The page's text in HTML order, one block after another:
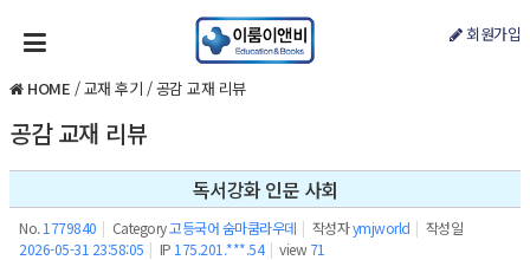
회원가입
HOME /교재 후기 /공감 교재 리뷰
공감 교재 리뷰
독서강화 인문 사회
No. 1779840 | Category고등국어 숨마쿰라우데 | 작성자ymjworld | 작성일
2026-05-31 23:58:05 | IP 175.201.***.54 | view 71